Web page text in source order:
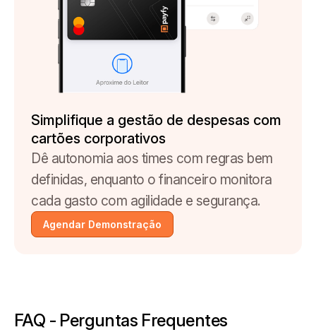
Simplifique a gestão de despesas com
cartões corporativos
Dê autonomia aos times com regras bem
definidas, enquanto o financeiro monitora
cada gasto com agilidade e segurança.
Agendar Demonstração
FAQ - Perguntas Frequentes